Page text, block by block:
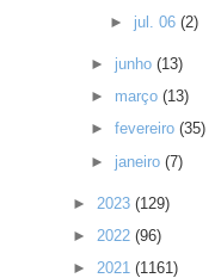
► jul. 06 (2)
► junho(13)
► março(13)
►fevereiro(35)
► janeiro(7)
► 2023 (129)
► 2022 (96)
► 2021 (1161)